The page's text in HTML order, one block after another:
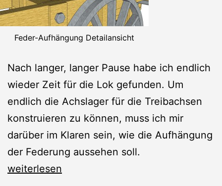
Feder-Aufhängung Detailansicht
Nach langer, langer Pause habe ich endlich
wieder Zeit für die Lok gefunden. Um
endlich die Achslager für die Treibachsen
konstruieren zu können, muss ich mir
darüber im Klaren sein, wie die Aufhängung
der Federung aussehen soll.
Federung
weiterlesen